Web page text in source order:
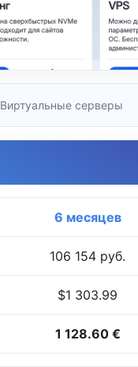
Виртуальные серверы
6 месяцев
106 154 руб.
$1 303.99
1 128.60 €